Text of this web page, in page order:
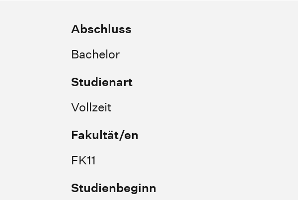
Abschluss
Bachelor
Studienart
Vollzeit
Fakultät/en
FK11
Studienbeginn